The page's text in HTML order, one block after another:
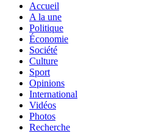
Accueil
A la une
Politique
Économie
Société
Culture
Sport
Opinions
International
Vidéos
Photos
Recherche